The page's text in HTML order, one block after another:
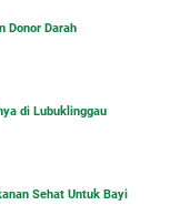
Donor Darah
di Lubuklinggau
Sehat Untuk Bayi